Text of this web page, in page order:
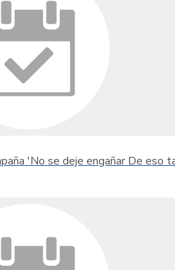
'No se deje engañar De eso